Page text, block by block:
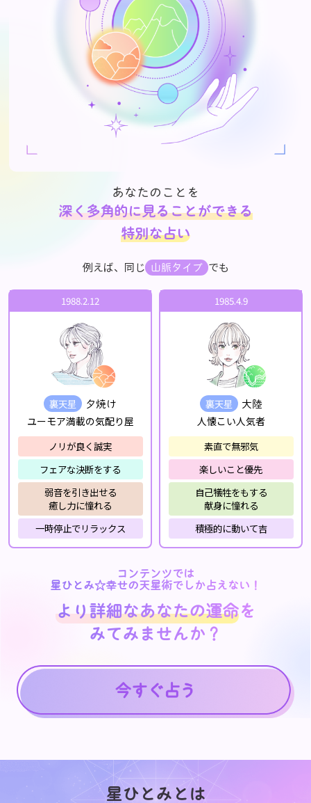
あなたのことを
深く多角的に見ることができる
特別な占い
例えば、同じ 山脈タイプ でも
1988.2.12
裏天星 夕焼け
ユーモア満載の気配り屋
ノリが良く誠実
フェアな決断をする
弱音を引き出せる
癒し力に憧れる
一時停止でリラックス
1985.4.9
裏天星 大陸
人懐こい人気者
素直で無邪気
楽しいこと優先
自己犠牲をもする
献身に憧れる
積極的に動いて吉
コンテンツでは
星ひとみ☆幸せの天星術でしか占えない！
より詳細なあなたの運命を
みてみませんか？
より詳細なあなたの運命を
みてみませんか？
星ひとみとは